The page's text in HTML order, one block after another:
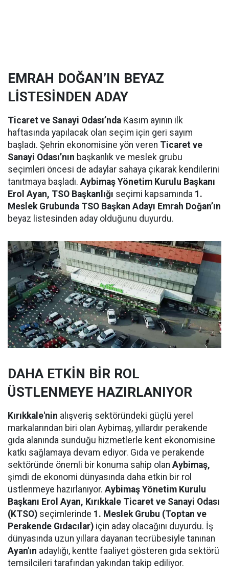
EMRAH DOĞAN’IN BEYAZ
LİSTESİNDEN ADAY
Ticaret ve Sanayi Odası’nda Kasım ayının ilk
haftasında yapılacak olan seçim için geri sayım
başladı. Şehrin ekonomisine yön veren Ticaret ve
Sanayi Odası’nın başkanlık ve meslek grubu
seçimleri öncesi de adaylar sahaya çıkarak kendilerini
tanıtmaya başladı. Aybimaş Yönetim Kurulu Başkanı
Erol Ayan, TSO Başkanlığı seçimi kapsamında 1.
Meslek Grubunda TSO Başkan Adayı Emrah Doğan’ın
beyaz listesinden aday olduğunu duyurdu.
DAHA ETKİN BİR ROL
ÜSTLENMEYE HAZIRLANIYOR
Kırıkkale'nin alışveriş sektöründeki güçlü yerel
markalarından biri olan Aybimaş, yıllardır perakende
gıda alanında sunduğu hizmetlerle kent ekonomisine
katkı sağlamaya devam ediyor. Gıda ve perakende
sektöründe önemli bir konuma sahip olan Aybimaş,
şimdi de ekonomi dünyasında daha etkin bir rol
üstlenmeye hazırlanıyor. Aybimaş Yönetim Kurulu
Başkanı Erol Ayan, Kırıkkale Ticaret ve Sanayi Odası
(KTSO) seçimlerinde 1. Meslek Grubu (Toptan ve
Perakende Gıdacılar) için aday olacağını duyurdu. İş
dünyasında uzun yıllara dayanan tecrübesiyle tanınan
Ayan'ın adaylığı, kentte faaliyet gösteren gıda sektörü
temsilcileri tarafından yakından takip ediliyor.